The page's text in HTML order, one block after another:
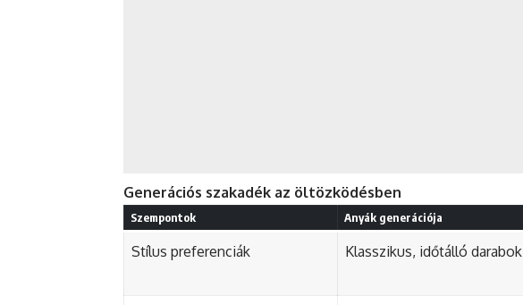
Generációs szakadék az öltözködésben
Szempontok Anyák generációja
Stílus preferenciák Klasszikus, időtálló darabok